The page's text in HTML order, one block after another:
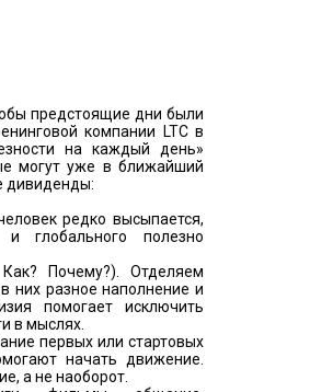
предстоящие дни были
компании LTC в
на каждый день»
могут уже в ближайший
дивиденды:
редко высыпается,
глобального полезно
Почему?). Отделяем
них разное наполнение и
помогает исключить
в мыслях.
первых или стартовых
начать движение.
а не наоборот.